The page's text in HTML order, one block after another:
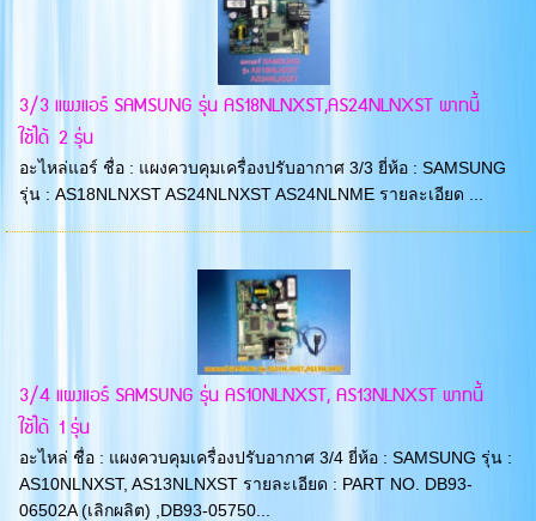
3/3 แผงแอร์ SAMSUNG รุ่น AS18NLNXST,AS24NLNXST พาทนี้
ใช้ได้ 2 รุ่น
อะไหล่แอร์ ชื่อ : แผงควบคุมเครื่องปรับอากาศ 3/3 ยี่ห้อ : SAMSUNG
รุ่น : AS18NLNXST AS24NLNXST AS24NLNME รายละเอียด ...
3/4 แผงแอร์ SAMSUNG รุ่น AS10NLNXST, AS13NLNXST พาทนี้
ใช้ได้ 1 รุ่น
อะไหล่ ชื่อ : แผงควบคุมเครื่องปรับอากาศ 3/4 ยี่ห้อ : SAMSUNG รุ่น :
AS10NLNXST, AS13NLNXST รายละเอียด : PART NO. DB93-
06502A (เลิกผลิต) ,DB93-05750...